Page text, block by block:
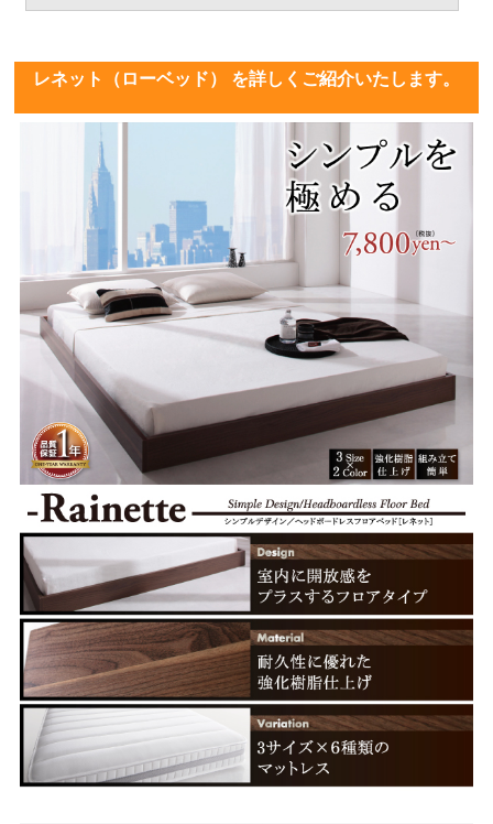
レネット（ローベッド） を詳しくご紹介いたします。